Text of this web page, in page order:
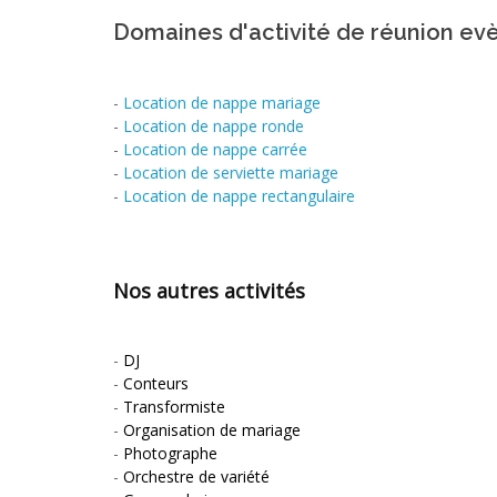
Domaines d'activité de réunion
- Location de nappe mariage
- Location de nappe ronde
- Location de nappe carrée
- Location de serviette mariage
- Location de nappe rectangulaire
Nos autres activités
- DJ
- Conteurs
- Transformiste
- Organisation de mariage
- Photographe
- Orchestre de variété